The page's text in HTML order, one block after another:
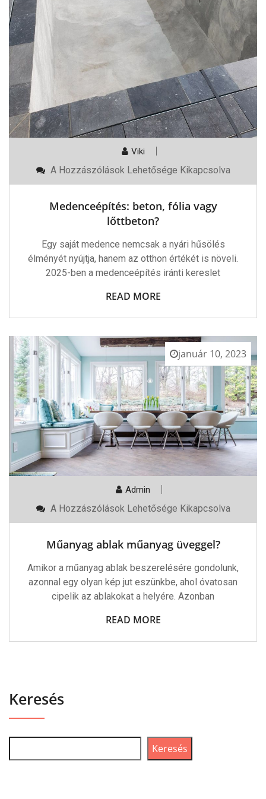
Viki
Medenceépítés:
Lőttbeton?
A Hozzászólások Lehetősége Kikapcsolva
Medenceépítés: beton, fólia vagy
lőttbeton?
Egy saját medence nemcsak a nyári hűsölés
élményét nyújtja, hanem az otthon értékét is növeli.
2025-ben a medenceépítés iránti kereslet
READ MORE
január 10, 2023
Admin
Műanyag
Műanyag
Bejegyzéshez
A Hozzászólások Lehetősége Kikapcsolva
Műanyag ablak műanyag üveggel?
Amikor a műanyag ablak beszerelésére gondolunk,
azonnal egy olyan kép jut eszünkbe, ahol óvatosan
cipelik az ablakokat a helyére. Azonban
READ MORE
Keresés
Keresés